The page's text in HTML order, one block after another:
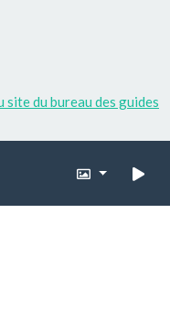
site du bureau des guides